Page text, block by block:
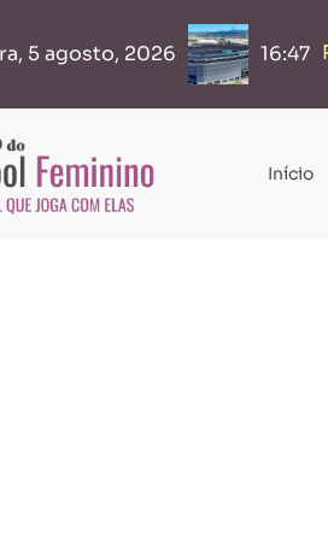
5 agosto, 2026 16:47
Início